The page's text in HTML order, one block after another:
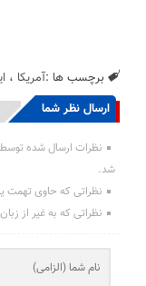
برچسب ها :آمریکا ،
ارسال نظر شما
انتشار یافته : 0
نظرات ارسال شده
شد.
نظراتی که حاوی تهمت
نظراتی که به غیر از